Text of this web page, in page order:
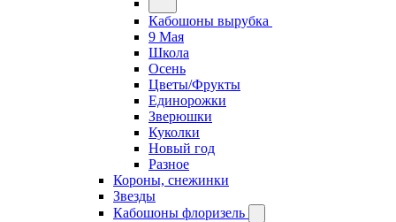
Кабошоны вырубка
9 Мая
Школа
Осень
Цветы/Фрукты
Единорожки
Зверюшки
Куколки
Новый год
Разное
Короны, снежинки
Звезды
Кабошоны флоризель